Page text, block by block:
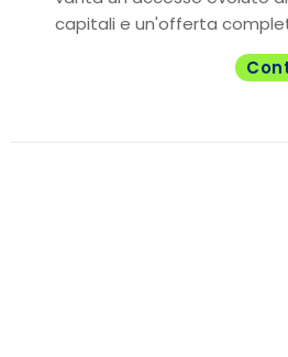
capitali e un'offerta